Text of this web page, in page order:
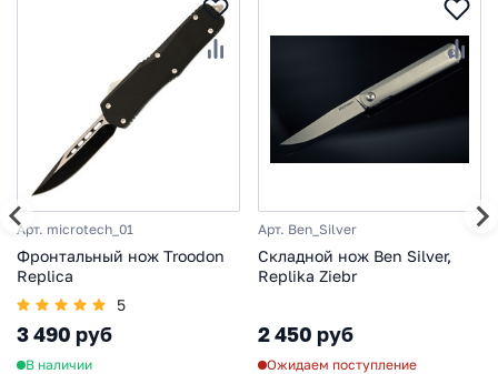
Арт. microtech_01
Фронтальный нож Troodon
Replica
5
3 490 руб
В наличии
Арт. Ben_Silver
Складной нож Ben Silver,
Replika Ziebr
2 450 руб
Ожидаем поступление